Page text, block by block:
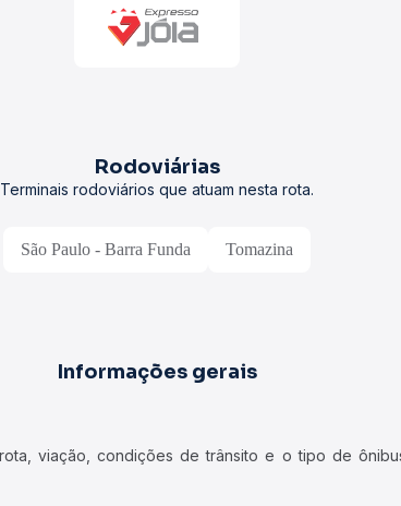
Rodoviárias
Terminais rodoviários que atuam nesta rota.
São Paulo - Barra Funda Tomazina
Informações gerais
viação, condições de trânsito e o tipo de